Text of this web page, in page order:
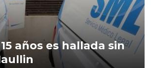
años es hallada sin